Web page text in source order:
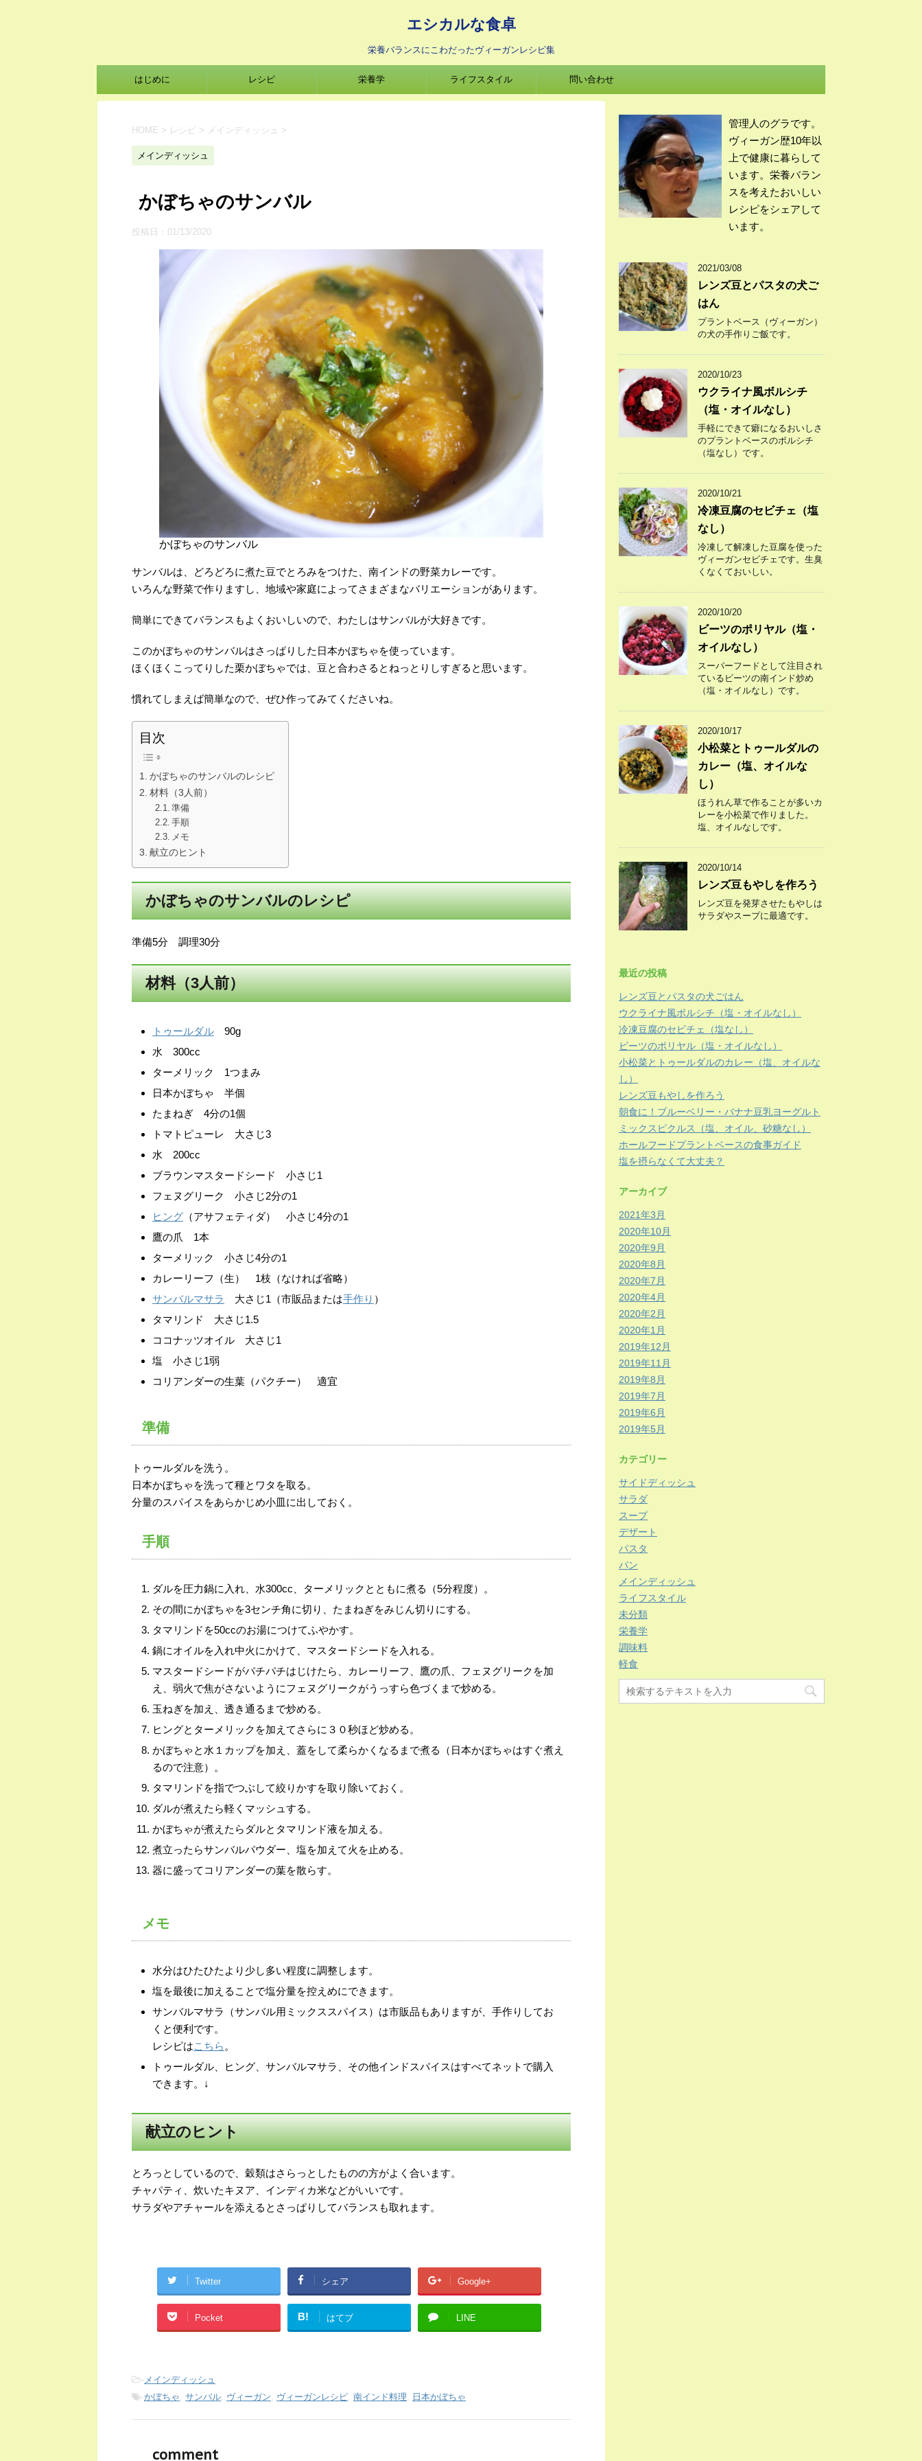
エシカルな食卓
栄養バランスにこわだったヴィーガンレシピ集
はじめに レシピ 栄養学 ライフスタイル 問い合わせ
HOME > レシピ > メインディッシュ >
メインディッシュ
かぼちゃのサンバル
投稿日： 01/13/2020
かぼちゃのサンバル
サンバルは、どろどろに煮た豆でとろみをつけた、南インドの野菜カレーです。
いろんな野菜で作りますし、地域や家庭によってさまざまなバリエーションがあります。
簡単にできてバランスもよくおいしいので、わたしはサンバルが大好きです。
このかぼちゃのサンバルはさっぱりした日本かぼちゃを使っています。
ほくほくこってりした栗かぼちゃでは、豆と合わさるとねっとりしすぎると思います。
慣れてしまえば簡単なので、ぜひ作ってみてくださいね。
目次
かぼちゃのサンバルのレシピ
材料（3人前）
準備
手順
メモ
献立のヒント
かぼちゃのサンバルのレシピ
準備5分 調理30分
材料（3人前）
トゥールダル 90g
水 300cc
ターメリック 1つまみ
日本かぼちゃ 半個
たまねぎ 4分の1個
トマトピューレ 大さじ3
水 200cc
ブラウンマスタードシード 小さじ1
フェヌグリーク 小さじ2分の1
ヒング （アサフェティダ） 小さじ4分の1
鷹の爪 1本
ターメリック 小さじ4分の1
カレーリーフ（生） 1枝（なければ省略）
サンバルマサラ
大さじ1（市販品または手作り ）
タマリンド 大さじ1.5
ココナッツオイル 大さじ1
塩 小さじ1弱
コリアンダーの生葉（パクチー） 適宜
準備
トゥールダルを洗う。
日本かぼちゃを洗って種とワタを取る。
分量のスパイスをあらかじめ小皿に出しておく。
手順
ダルを圧力鍋に入れ、水300cc、ターメリックとともに煮る（5分程度）。
その間にかぼちゃを3センチ角に切り、たまねぎをみじん切りにする。
タマリンドを50ccのお湯につけてふやかす。
鍋にオイルを入れ中火にかけて、マスタードシードを入れる。
マスタードシードがパチパチはじけたら、カレーリーフ、鷹の爪、フェヌグリークを加
え、弱火で焦がさないようにフェヌグリークがうっすら色づくまで炒める。
玉ねぎを加え、透き通るまで炒める。
ヒングとターメリックを加えてさらに３０秒ほど炒める。
かぼちゃと水１カップを加え、蓋をして柔らかくなるまで煮る（日本かぼちゃはすぐ煮え
るので注意）。
タマリンドを指でつぶして絞りかすを取り除いておく。
ダルが煮えたら軽くマッシュする。
かぼちゃが煮えたらダルとタマリンド液を加える。
煮立ったらサンバルパウダー、塩を加えて火を止める。
器に盛ってコリアンダーの葉を散らす。
メモ
水分はひたひたより少し多い程度に調整します。
塩を最後に加えることで塩分量を控えめにできます。
サンバルマサラ（サンバル用ミックススパイス）は市販品もありますが、手作りしてお
くと便利です。
レシピはこちら 。
トゥールダル、ヒング、サンバルマサラ、その他インドスパイスはすべてネットで購入
できます。↓
献立のヒント
とろっとしているので、穀類はさらっとしたものの方がよく合います。
チャパティ、炊いたキヌア、インディカ米などがいいです。
サラダやアチャールを添えるとさっぱりしてバランスも取れます。
Twitter シェア Google+
Pocket B! はてブ LINE
-メインディッシュ
-かぼちゃ, サンバル, ヴィーガン, ヴィーガンレシピ, 南インド料理, 日本かぼちゃ
comment
管理人のグラです。
ヴィーガン歴10年以
上で健康に暮らして
います。栄養バラン
スを考えたおいしい
レシピをシェアして
います。
2021/03/08
レンズ豆とパスタの犬ご
はん
プラントベース（ヴィーガン）
の犬の手作りご飯です。
2020/10/23
ウクライナ風ボルシチ
（塩・オイルなし）
手軽にできて癖になるおいしさ
のプラントベースのボルシチ
（塩なし）です。
2020/10/21
冷凍豆腐のセビチェ（塩
なし）
冷凍して解凍した豆腐を使った
ヴィーガンセビチェです。生臭
くなくておいしい。
2020/10/20
ビーツのポリヤル（塩・
オイルなし）
スーパーフードとして注目され
ているビーツの南インド炒め
（塩・オイルなし）です。
2020/10/17
小松菜とトゥールダルの
カレー（塩、オイルな
し）
ほうれん草で作ることが多いカ
レーを小松菜で作りました。
塩、オイルなしです。
2020/10/14
レンズ豆もやしを作ろう
レンズ豆を発芽させたもやしは
サラダやスープに最適です。
最近の投稿
レンズ豆とパスタの犬ごはん
ウクライナ風ボルシチ（塩・オイルなし）
冷凍豆腐のセビチェ（塩なし）
ビーツのポリヤル（塩・オイルなし）
小松菜とトゥールダルのカレー（塩、オイルな
し）
レンズ豆もやしを作ろう
朝食に！ブルーベリー・バナナ豆乳ヨーグルト
ミックスピクルス（塩、オイル、砂糖なし）
ホールフードプラントベースの食事ガイド
塩を摂らなくて大丈夫？
アーカイブ
2021年3月
2020年10月
2020年9月
2020年8月
2020年7月
2020年4月
2020年2月
2020年1月
2019年12月
2019年11月
2019年8月
2019年7月
2019年6月
2019年5月
カテゴリー
サイドディッシュ
サラダ
スープ
デザート
パスタ
パン
メインディッシュ
ライフスタイル
未分類
栄養学
調味料
軽食